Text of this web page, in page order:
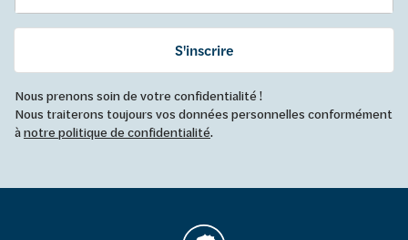
S'inscrire
Nous prenons soin de votre confidentialité !
Nous traiterons toujours vos données personnelles conformément
ànotre politique de confidentialité.